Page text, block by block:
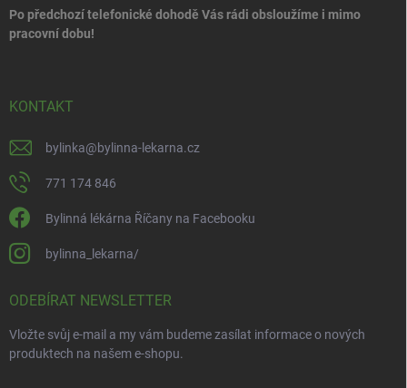
Po předchozí telefonické dohodě Vás rádi obsloužíme i mimo
pracovní dobu!
KONTAKT
bylinka@bylinna-lekarna.cz
771 174 846
Bylinná lékárna Říčany na Facebooku
bylinna_lekarna/
ODEBÍRAT NEWSLETTER
Vložte svůj e-mail a my vám budeme zasílat informace o nových
produktech na našem e-shopu.